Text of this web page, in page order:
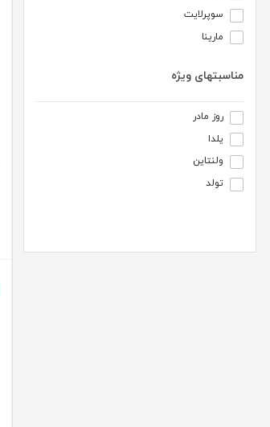
سوپرلایت
مارینا
مناسبتهای ویژه
روز مادر
یلدا
ولنتاین
تولد